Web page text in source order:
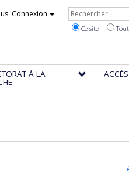
Connexion
Ce site Tout
À LA